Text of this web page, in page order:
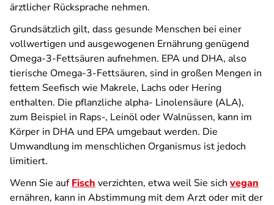
ärztlicher Rücksprache nehmen.
Grundsätzlich gilt, dass gesunde Menschen bei einer
vollwertigen und ausgewogenen Ernährung genügend
Omega-3-Fettsäuren aufnehmen. EPA und DHA, also
tierische Omega-3-Fettsäuren, sind in großen Mengen in
fettem Seefisch wie Makrele, Lachs oder Hering
enthalten. Die pflanzliche alpha- Linolensäure (ALA),
zum Beispiel in Raps-, Leinöl oder Walnüssen, kann im
Körper in DHA und EPA umgebaut werden. Die
Umwandlung im menschlichen Organismus ist jedoch
limitiert.
Wenn Sie aufFisch verzichten, etwa weil Sie sich vegan
ernähren, kann in Abstimmung mit dem Arzt oder mit der